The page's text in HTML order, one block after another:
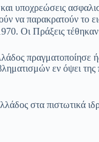
υποχρεώσεις
να παρακρατούν το
Οι Πράξεις
πραγματοποίησε
εν όψει της
στα πιστωτικά